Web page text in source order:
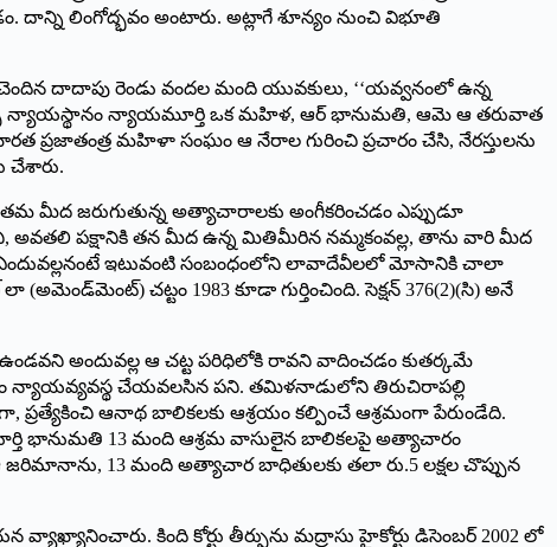
దాన్ని లింగోద్భవం అంటారు. అట్లాగే శూన్యం నుంచి విభూతి
దాదాపు రెండు వందల మంది యువకులు, ‘‘యవ్వనంలో ఉన్న
న్యాయస్థానం న్యాయమూర్తి ఒక మహిళ, ఆర్‌ భానుమతి, ఆమె ఆ తరువాత
ప్రజాతంత్ర మహిళా సంఘం ఆ నేరాల గురించి ప్రచారం చేసి, నేరస్తులను
చేశారు.
మీద జరుగుతున్న అత్యాచారాలకు అంగీకరించడం ఎప్పుడూ
అవతలి పక్షానికి తన మీద ఉన్న మితిమీరిన నమ్మకంవల్ల, తాను వారి మీద
ఎందువల్లనంటే ఇటువంటి సంబంధంలోని లావాదేవీలలో మోసానికి చాలా
చట్టం 1983 కూడా గుర్తించింది. సెక్షన్‌ 376(2)(సి) అనే
అందువల్ల ఆ చట్ట పరిధిలోకి రావని వాదించడం కుతర్కమే
న్యాయవ్యవస్థ చేయవలసిన పని. తమిళనాడులోని తిరుచిరాపల్లి
ఆనాథ బాలికలకు ఆశ్రయం కల్పించే ఆశ్రమంగా పేరుండేది.
భానుమతి 13 మంది ఆశ్రమ వాసులైన బాలికలపై అత్యాచారం
ఆ జరిమానాను, 13 మంది అత్యాచార బాధితులకు తలా రు.5 లక్షల చొప్పున
కింది కోర్టు తీర్పును మద్రాసు హైకోర్టు డిసెంబర్‌ 2002 లో